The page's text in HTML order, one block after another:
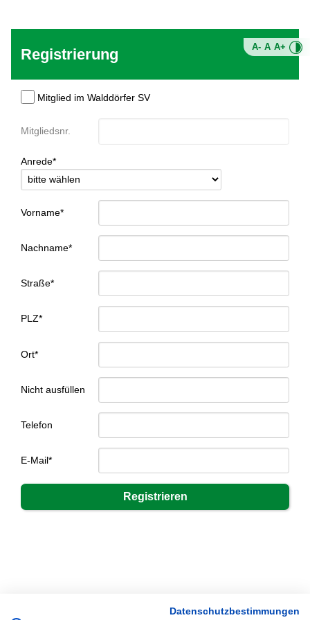
A- A A+
Registrierung
Mitglied im Walddörfer SV
Mitgliedsnr.
Anrede*
Vorname*
Nachname*
Straße*
PLZ*
Ort*
Nicht ausfüllen
Telefon
E-Mail*
Datenschutzbestimmungen